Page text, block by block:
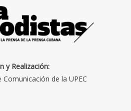
y Realización:
de la UPEC